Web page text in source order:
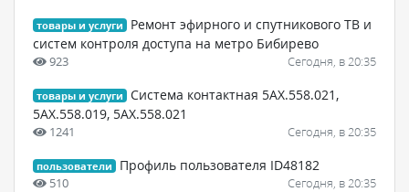
товары и услуги
Ремонт эфирного и спутникового ТВ и
систем контроля доступа на метро Бибирево
923 Сегодня, в 20:35
товары и услуги
Система контактная 5АХ.558.021,
5АХ.558.019, 5АХ.558.021
1241 Сегодня, в 20:35
пользователи Профиль пользователя ID48182
510 Сегодня, в 20:35